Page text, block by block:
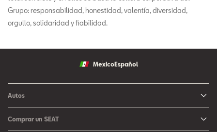
Grupo: responsabilidad, honestidad, valentía, diversidad,
orgullo, solidaridad y fiabilidad.
MexicoEspañol
Autos
Comprar un SEAT